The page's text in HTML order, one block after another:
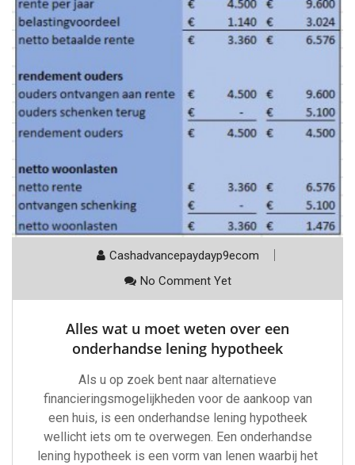
Cashadvancepaydayp9ecom
No Comment Yet
Alles wat u moet weten over een
onderhandse lening hypotheek
Als u op zoek bent naar alternatieve
financieringsmogelijkheden voor de aankoop van
een huis, is een onderhandse lening hypotheek
wellicht iets om te overwegen. Een onderhandse
lening hypotheek is een vorm van lenen waarbij het